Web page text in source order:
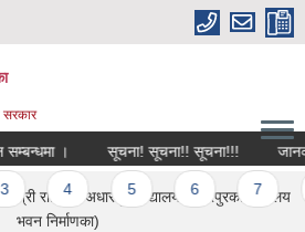
। सूचना! सूचना!! सूचना!!!
4 5 6 7
राष्ट्रिय अधारभूत विद्यालय अम्मरपुरको विद्यालय
भवन निर्माणका)